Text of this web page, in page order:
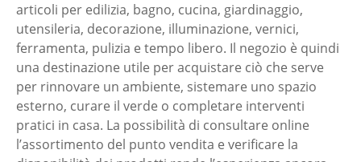
articoli per edilizia, bagno, cucina, giardinaggio,
utensileria, decorazione, illuminazione, vernici,
ferramenta, pulizia e tempo libero. Il negozio è quindi
una destinazione utile per acquistare ciò che serve
per rinnovare un ambiente, sistemare uno spazio
esterno, curare il verde o completare interventi
pratici in casa. La possibilità di consultare online
l’assortimento del punto vendita e verificare la